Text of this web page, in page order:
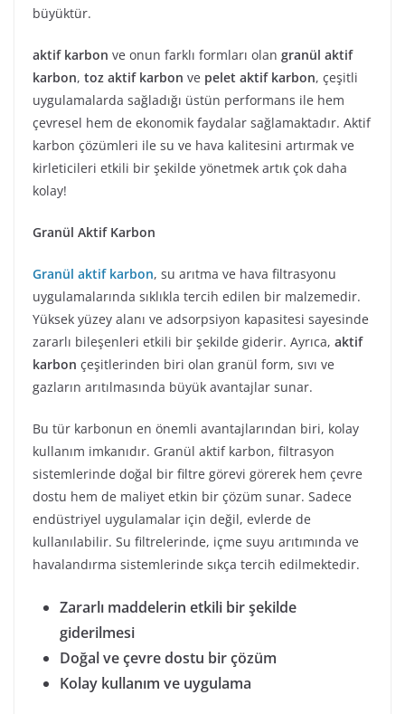
büyüktür.
aktif karbon ve onun farklı formları olan granül aktif
karbon, toz aktif karbon ve pelet aktif karbon, çeşitli
uygulamalarda sağladığı üstün performans ile hem
çevresel hem de ekonomik faydalar sağlamaktadır. Aktif
karbon çözümleri ile su ve hava kalitesini artırmak ve
kirleticileri etkili bir şekilde yönetmek artık çok daha
kolay!
Granül Aktif Karbon
Granül aktif karbon, su arıtma ve hava filtrasyonu
uygulamalarında sıklıkla tercih edilen bir malzemedir.
Yüksek yüzey alanı ve adsorpsiyon kapasitesi sayesinde
zararlı bileşenleri etkili bir şekilde giderir. Ayrıca, aktif
karbon çeşitlerinden biri olan granül form, sıvı ve
gazların arıtılmasında büyük avantajlar sunar.
Bu tür karbonun en önemli avantajlarından biri, kolay
kullanım imkanıdır. Granül aktif karbon, filtrasyon
sistemlerinde doğal bir filtre görevi görerek hem çevre
dostu hem de maliyet etkin bir çözüm sunar. Sadece
endüstriyel uygulamalar için değil, evlerde de
kullanılabilir. Su filtrelerinde, içme suyu arıtımında ve
havalandırma sistemlerinde sıkça tercih edilmektedir.
Zararlı maddelerin etkili bir şekilde
giderilmesi
Doğal ve çevre dostu bir çözüm
Kolay kullanım ve uygulama